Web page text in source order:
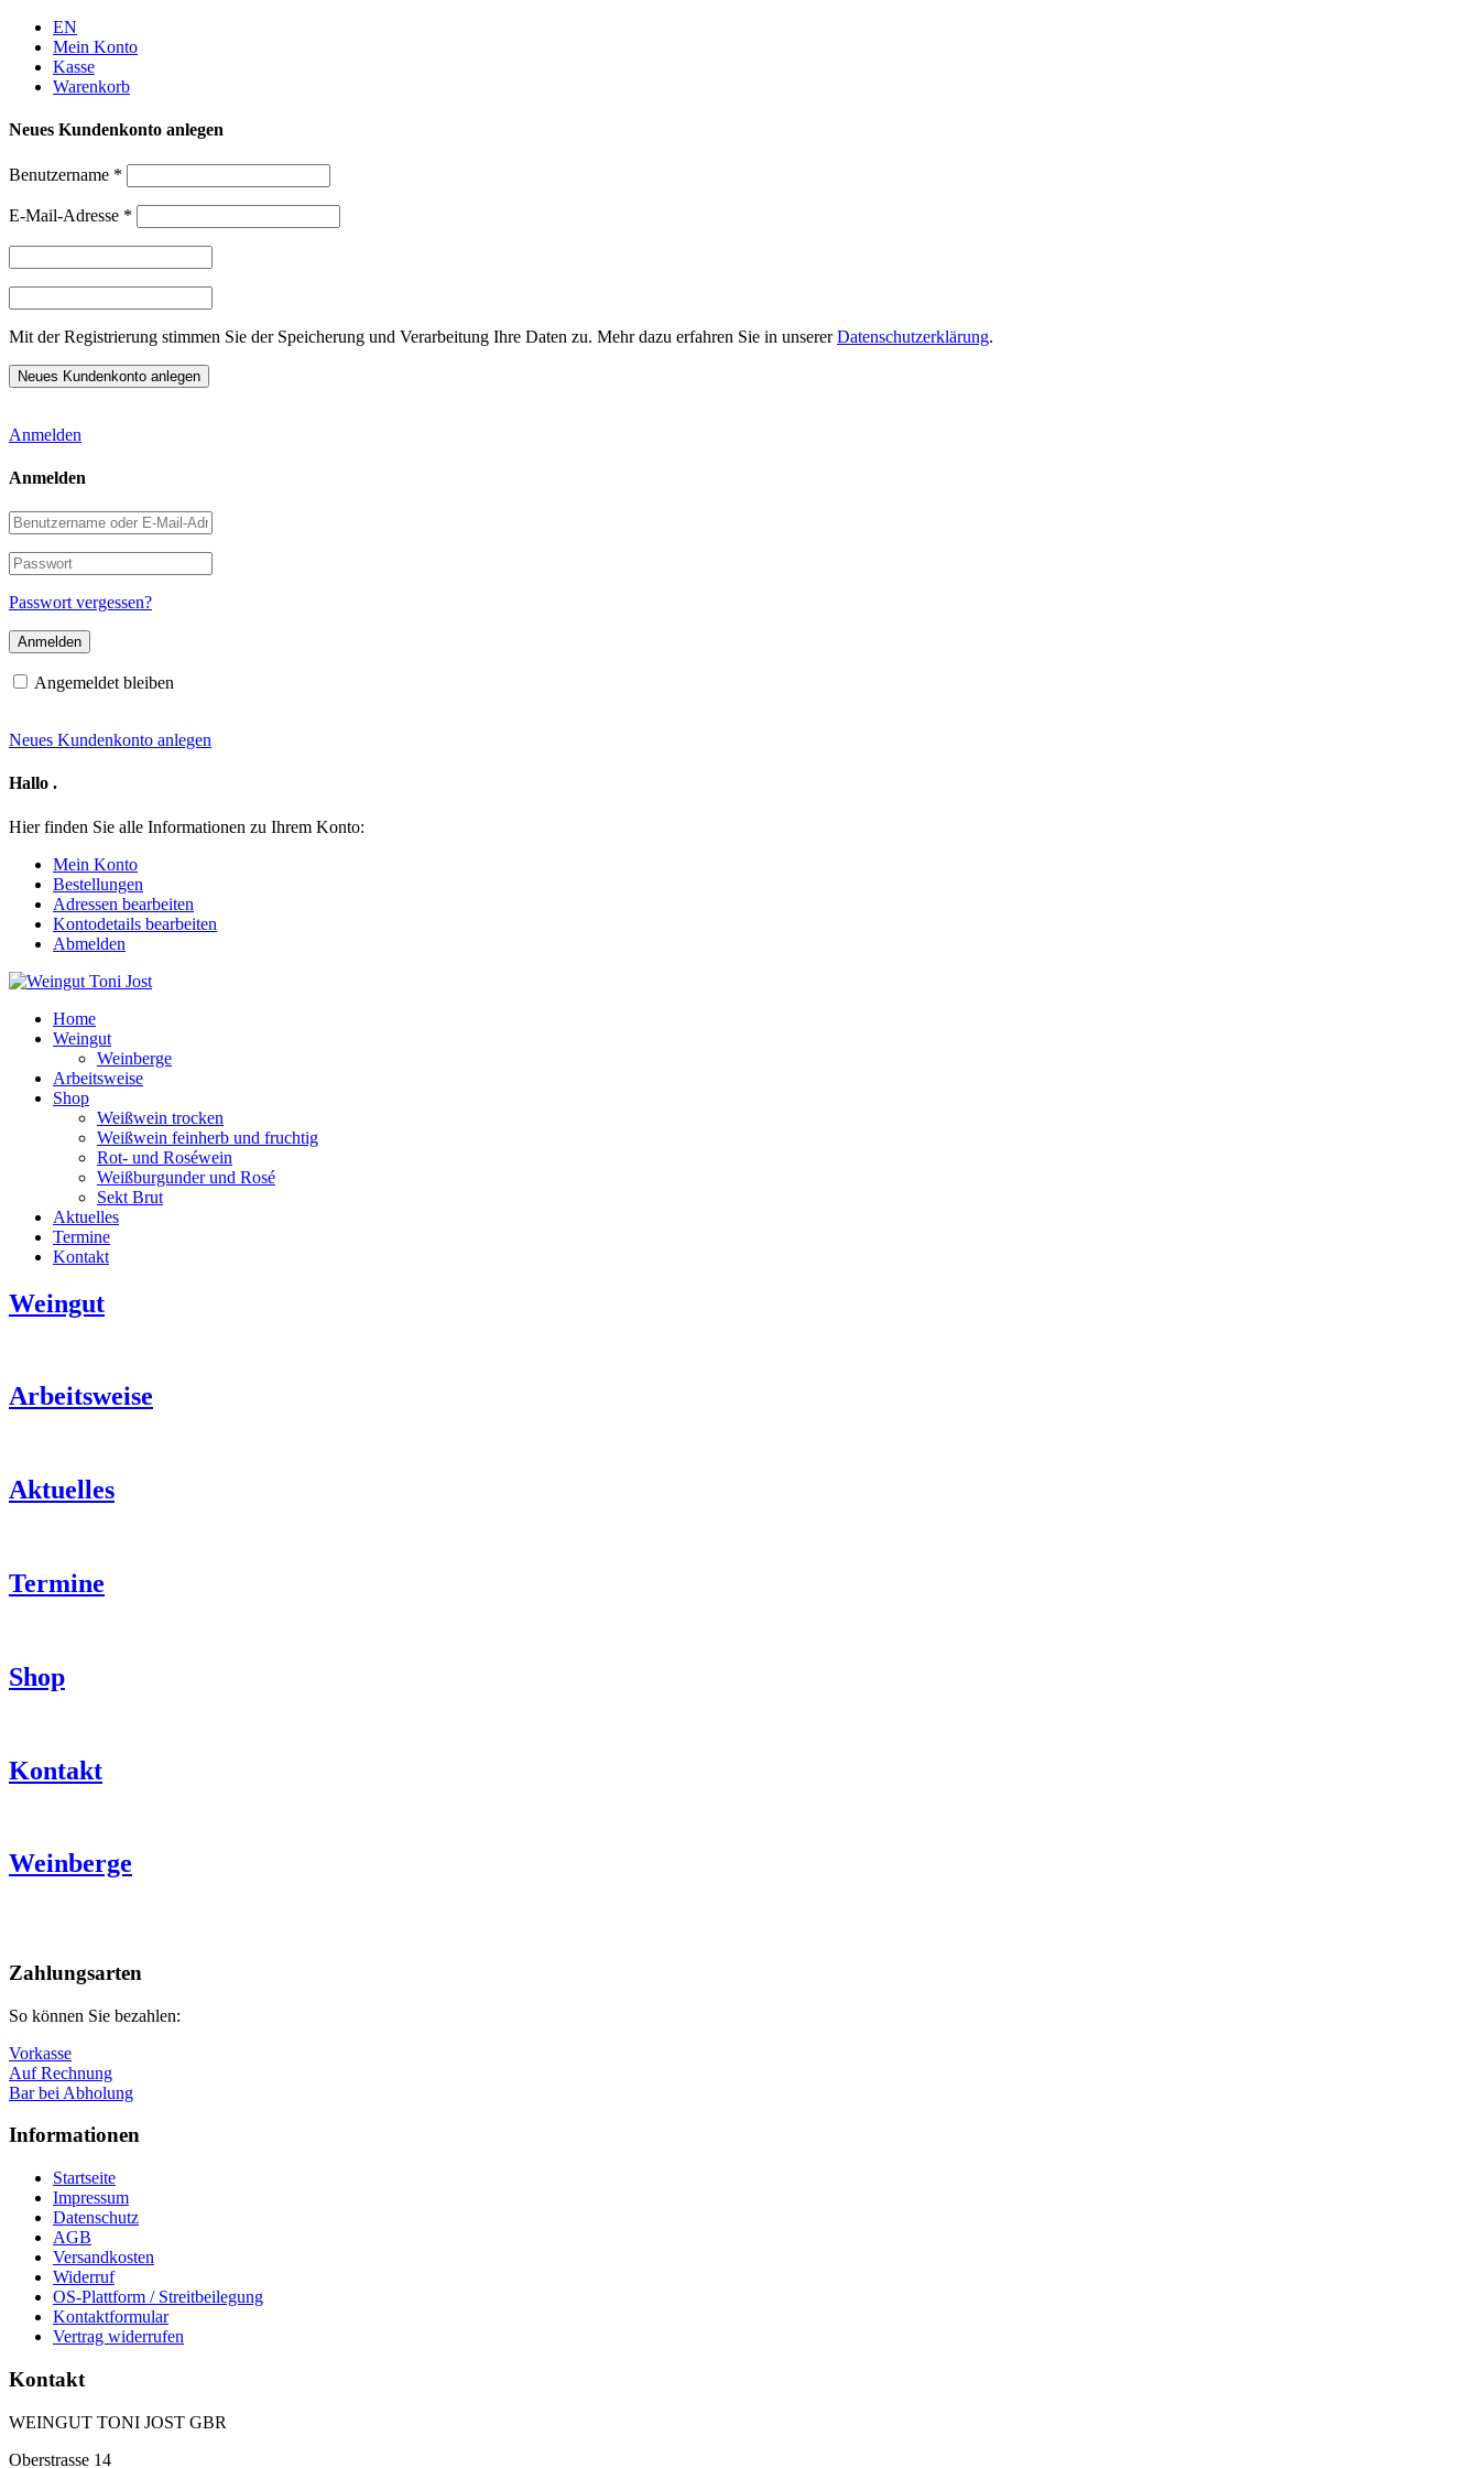
Weiter
zum
Inhalt
EN
Mein Konto
Kasse
Warenkorb
Neues Kundenkonto anlegen
Benutzername *
E-Mail-Adresse *
Mit der Registrierung stimmen Sie der Speicherung und Verarbeitung Ihre Daten zu. Mehr dazu erfahren Sie in unsererDatenschutzerklärung.
Anmelden
Anmelden
Benutzername
oder
E-
Mail-
Adresse
Passwort
Passwort vergessen?
Angemeldet bleiben
Neues Kundenkonto anlegen
Hallo .
Hier finden Sie alle Informationen zu Ihrem Konto:
Mein Konto
Bestellungen
Adressen bearbeiten
Kontodetails bearbeiten
Abmelden
Home
Weingut
Weinberge
Arbeitsweise
Shop
Weißwein trocken
Weißwein feinherb und fruchtig
Rot- und Roséwein
Weißburgunder und Rosé
Sekt Brut
Aktuelles
Termine
Kontakt
Weingut
Weingut
Arbeitsweise
Aktuelles
Termine
Shop
Kontakt
Weinberge
oben
Zahlungsarten
So können Sie bezahlen:
Vorkasse
Auf Rechnung
Bar bei Abholung
Informationen
Startseite
Impressum
Datenschutz
AGB
Versandkosten
Widerruf
OS-Plattform / Streitbeilegung
Kontaktformular
Vertrag widerrufen
Kontakt
WEINGUT TONI JOST GBR
Oberstrasse 14